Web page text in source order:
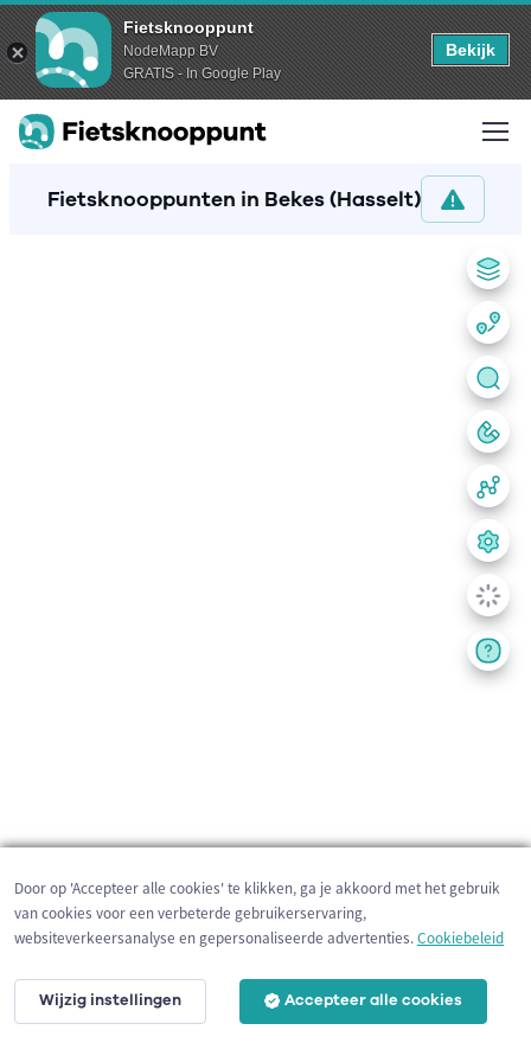
Fietsknooppunt
NodeMapp BV
GRATIS - In Google Play
Bekijk
Fietsknooppunten in Bekes (Hasselt)
200 m
Door op 'Accepteer alle cookies' te klikken, ga je akkoord met het gebruik
van cookies voor een verbeterde gebruikerservaring,
websiteverkeersanalyse en gepersonaliseerde advertenties.Cookiebeleid
Wijzig instellingen Accepteer alle cookies